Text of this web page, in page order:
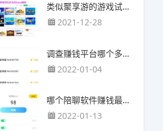
类似聚享游的游戏试玩app（平台）推荐
2021-12-28
调查赚钱平台哪个多？哪个调查网站正规靠谱？
2022-01-04
哪个陪聊软件赚钱最快？目前陪人聊天可以挣钱的app推荐
2022-01-13